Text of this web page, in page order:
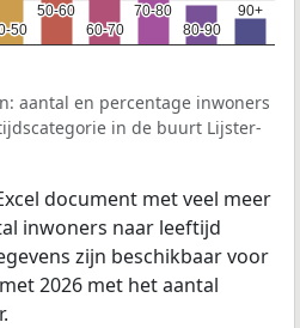
50
50
50-60
50-60
60-70
60-70
70-80
70-80
80-90
80-90
90+
90+
aantal en percentage inwoners
in de buurt Lijster-
document met veel meer
inwoners naar leeftijd
zijn beschikbaar voor
2026 met het aantal